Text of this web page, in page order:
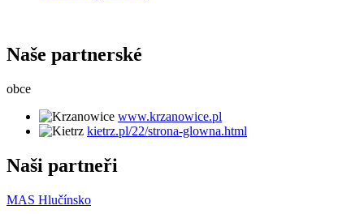
Naše partnerské
obce
www.krzanowice.pl
kietrz.pl/22/strona-glowna.html
Naši partneři
MAS Hlučínsko